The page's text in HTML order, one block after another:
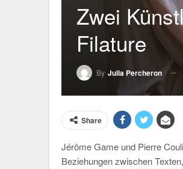
Zwei
Filature
By Julia Percheron
Share
Jérôme Game und Pierre
Beziehungen zwischen